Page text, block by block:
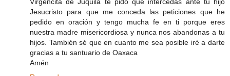
Jesucristo para que me conceda las peticiones que he
pedido en oración y tengo mucha fe en ti porque eres
nuestra madre misericordiosa y nunca nos abandonas a tu
hijos. También sé que en cuanto me sea posible iré a darte
gracias a tu santuario de Oaxaca
Amén